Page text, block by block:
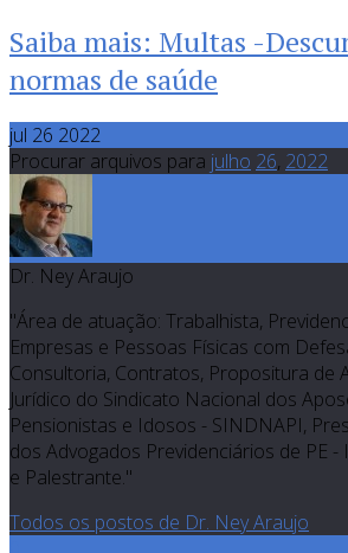
Saiba mais: Multas -
normas de saúde
jul 26 2022
Procurar arquivos para julho 26, 2022
Dr. Ney Araujo
"Área de atuação: Trabalhista,
Empresas e Pessoas Físicas com
Consultoria, Contratos, Propositura de
Jurídico do Sindicato Nacional dos
Pensionistas e Idosos - SINDNAPI,
dos Advogados Previdenciários de PE -
e Palestrante."
Todos os postos de Dr. Ney Araujo